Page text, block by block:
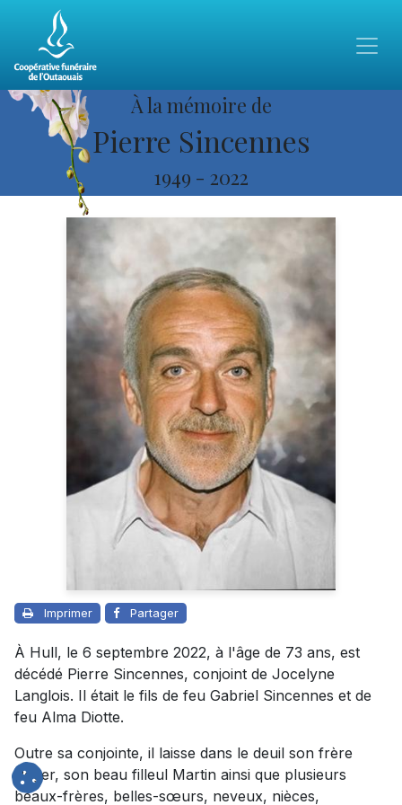
À la mémoire de
Pierre Sincennes
1949 - 2022
Imprimer Partager
À Hull, le 6 septembre 2022, à l'âge de 73 ans, est
décédé Pierre Sincennes, conjoint de Jocelyne
Langlois. Il était le fils de feu Gabriel Sincennes et de
feu Alma Diotte.
Outre sa conjointe, il laisse dans le deuil son frère
Roger, son beau filleul Martin ainsi que plusieurs
beaux-frères, belles-sœurs, neveux, nièces,